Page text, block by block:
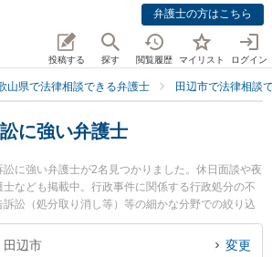
弁護士の方はこちら
投稿する 探す 閲覧履歴 マイリスト ログイン
山県で法律相談できる弁護士 田辺市で法律相談
に強い弁護士
に強い弁護士が2名見つかりました。休日面談や夜
なども掲載中。行政事件に関係する行政処分の不
訟（処分取り消し等）等の細かな分野での絞り込
佐藤生空法律事務所の佐藤 生空弁護士やあおい法
のプロフィール情報や弁護士費用、強みなどが注目
田辺市 変更